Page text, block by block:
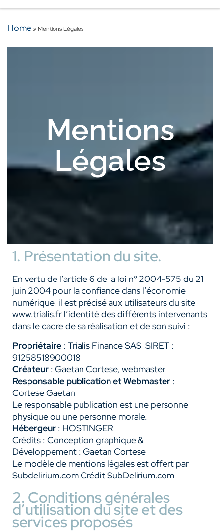
Home» Mentions Légales
Mentions
Légales
1. Présentation du site.
En vertu de l’article 6 de la loi n° 2004-575 du 21
juin 2004 pour la confiance dans l’économie
numérique, il est précisé aux utilisateurs du site
www.trialis.fr l’identité des différents intervenants
dans le cadre de sa réalisation et de son suivi :
Propriétaire : Trialis Finance SAS SIRET :
91258518900018
Créateur : Gaetan Cortese, webmaster
Responsable publication et Webmaster :
Cortese Gaetan
Le responsable publication est une personne
physique ou une personne morale.
Hébergeur : HOSTINGER
Crédits : Conception graphique &
Développement : Gaetan Cortese
Le modèle de mentions légales est offert par
Subdelirium.com Crédit SubDelirium.com
2. Conditions générales
d’utilisation du site et des
services proposés